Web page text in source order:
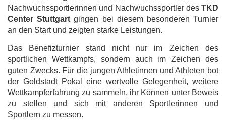
Nachwuchssportlerinnen und Nachwuchssportler des TKD
Center Stuttgart gingen bei diesem besonderen Turnier
an den Start und zeigten starke Leistungen.
Das Benefizturnier stand nicht nur im Zeichen des
sportlichen Wettkampfs, sondern auch im Zeichen des
guten Zwecks. Für die jungen Athletinnen und Athleten bot
der Goldstadt Pokal eine wertvolle Gelegenheit, weitere
Wettkampferfahrung zu sammeln, ihr Können unter Beweis
zu stellen und sich mit anderen Sportlerinnen und
Sportlern zu messen.